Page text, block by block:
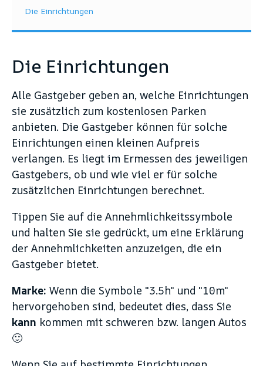
Die Einrichtungen
Die Einrichtungen
Alle Gastgeber geben an, welche Einrichtungen
sie zusätzlich zum kostenlosen Parken
anbieten. Die Gastgeber können für solche
Einrichtungen einen kleinen Aufpreis
verlangen. Es liegt im Ermessen des jeweiligen
Gastgebers, ob und wie viel er für solche
zusätzlichen Einrichtungen berechnet.
Tippen Sie auf die Annehmlichkeitssymbole
und halten Sie sie gedrückt, um eine Erklärung
der Annehmlichkeiten anzuzeigen, die ein
Gastgeber bietet.
Marke: Wenn die Symbole "3.5h" und "10m"
hervorgehoben sind, bedeutet dies, dass Sie
kann kommen mit schweren bzw. langen Autos
🙂